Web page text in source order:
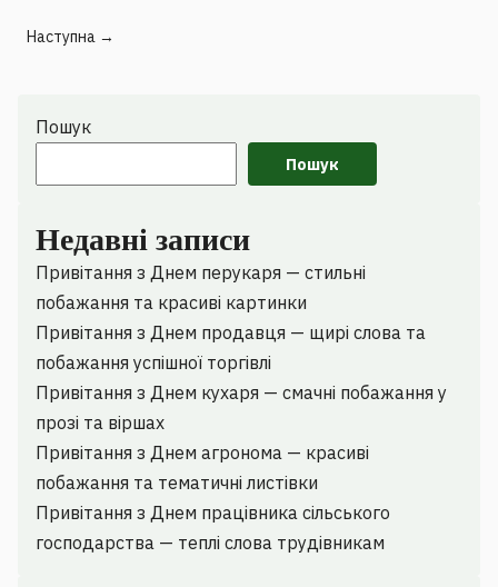
Наступна →
Пошук
Пошук
Недавні записи
Привітання з Днем перукаря — стильні
побажання та красиві картинки
Привітання з Днем продавця — щирі слова та
побажання успішної торгівлі
Привітання з Днем кухаря — смачні побажання у
прозі та віршах
Привітання з Днем агронома — красиві
побажання та тематичні листівки
Привітання з Днем працівника сільського
господарства — теплі слова трудівникам